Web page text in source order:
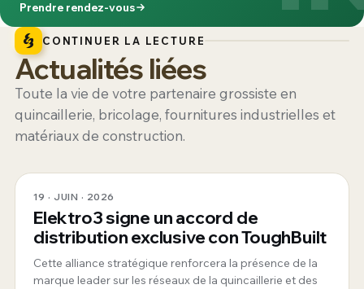
Prendre rendez-vous
CONTINUER LA LECTURE
Actualités liées
Toute la vie de votre partenaire grossiste en
quincaillerie, bricolage, fournitures industrielles et
matériaux de construction.
19 · JUIN · 2026
Elektro3 signe un accord de
distribution exclusive con ToughBuilt
Cette alliance stratégique renforcera la présence de la
marque leader sur les réseaux de la quincaillerie et des